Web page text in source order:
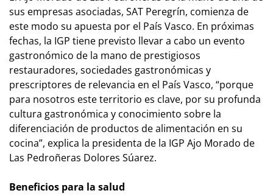
sus empresas asociadas, SAT Peregrín, comienza de
este modo su apuesta por el País Vasco. En próximas
fechas, la IGP tiene previsto llevar a cabo un evento
gastronómico de la mano de prestigiosos
restauradores, sociedades gastronómicas y
prescriptores de relevancia en el País Vasco, “porque
para nosotros este territorio es clave, por su profunda
cultura gastronómica y conocimiento sobre la
diferenciación de productos de alimentación en su
cocina”, explica la presidenta de la IGP Ajo Morado de
Las Pedroñeras Dolores Súarez.
Beneficios para la salud